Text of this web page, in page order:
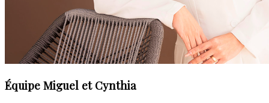
Équipe Miguel et Cynthia